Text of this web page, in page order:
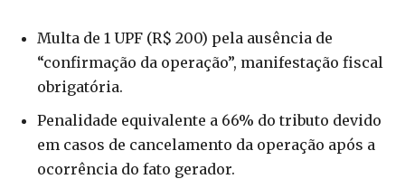
Multa de 1 UPF (R$ 200) pela ausência de
“confirmação da operação”, manifestação fiscal
obrigatória.
Penalidade equivalente a 66% do tributo devido
em casos de cancelamento da operação após a
ocorrência do fato gerador.